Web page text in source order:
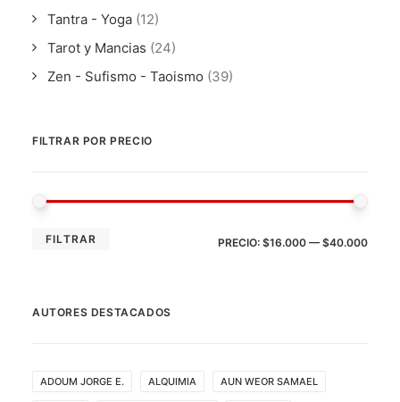
Tantra - Yoga (12)
Tarot y Mancias (24)
Zen - Sufismo - Taoismo (39)
FILTRAR POR PRECIO
FILTRAR PRECIO: $16.000 — $40.000
AUTORES DESTACADOS
ADOUM JORGE E. ALQUIMIA AUN WEOR SAMAEL